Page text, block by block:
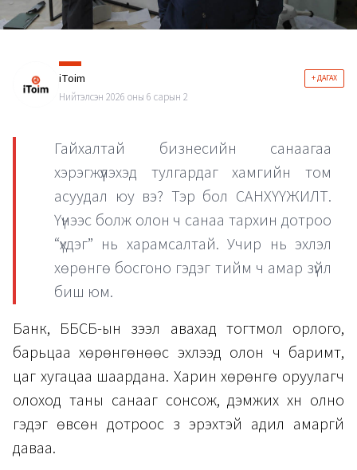
iToim + ДАГАХ
Нийтэлсэн 2026 оны 6 сарын 2
Гайхалтай бизнесийн санаагаа
хэрэгжүүлэхэд тулгардаг хамгийн том
асуудал юу вэ? Тэр бол САНХҮҮЖИЛТ.
Үүнээс болж олон ч санаа тархин дотроо
“үхдэг” нь харамсалтай. Учир нь эхлэл
хөрөнгө босгоно гэдэг тийм ч амар зүйл
биш юм.
Банк, ББСБ-ын зээл авахад тогтмол орлого,
барьцаа хөрөнгөнөөс эхлээд олон ч баримт,
цаг хугацаа шаардана. Харин хөрөнгө оруулагч
олоход таны санааг сонсож, дэмжих хүн олно
гэдэг өвсөн дотроос зүү эрэхтэй адил амаргүй
даваа.